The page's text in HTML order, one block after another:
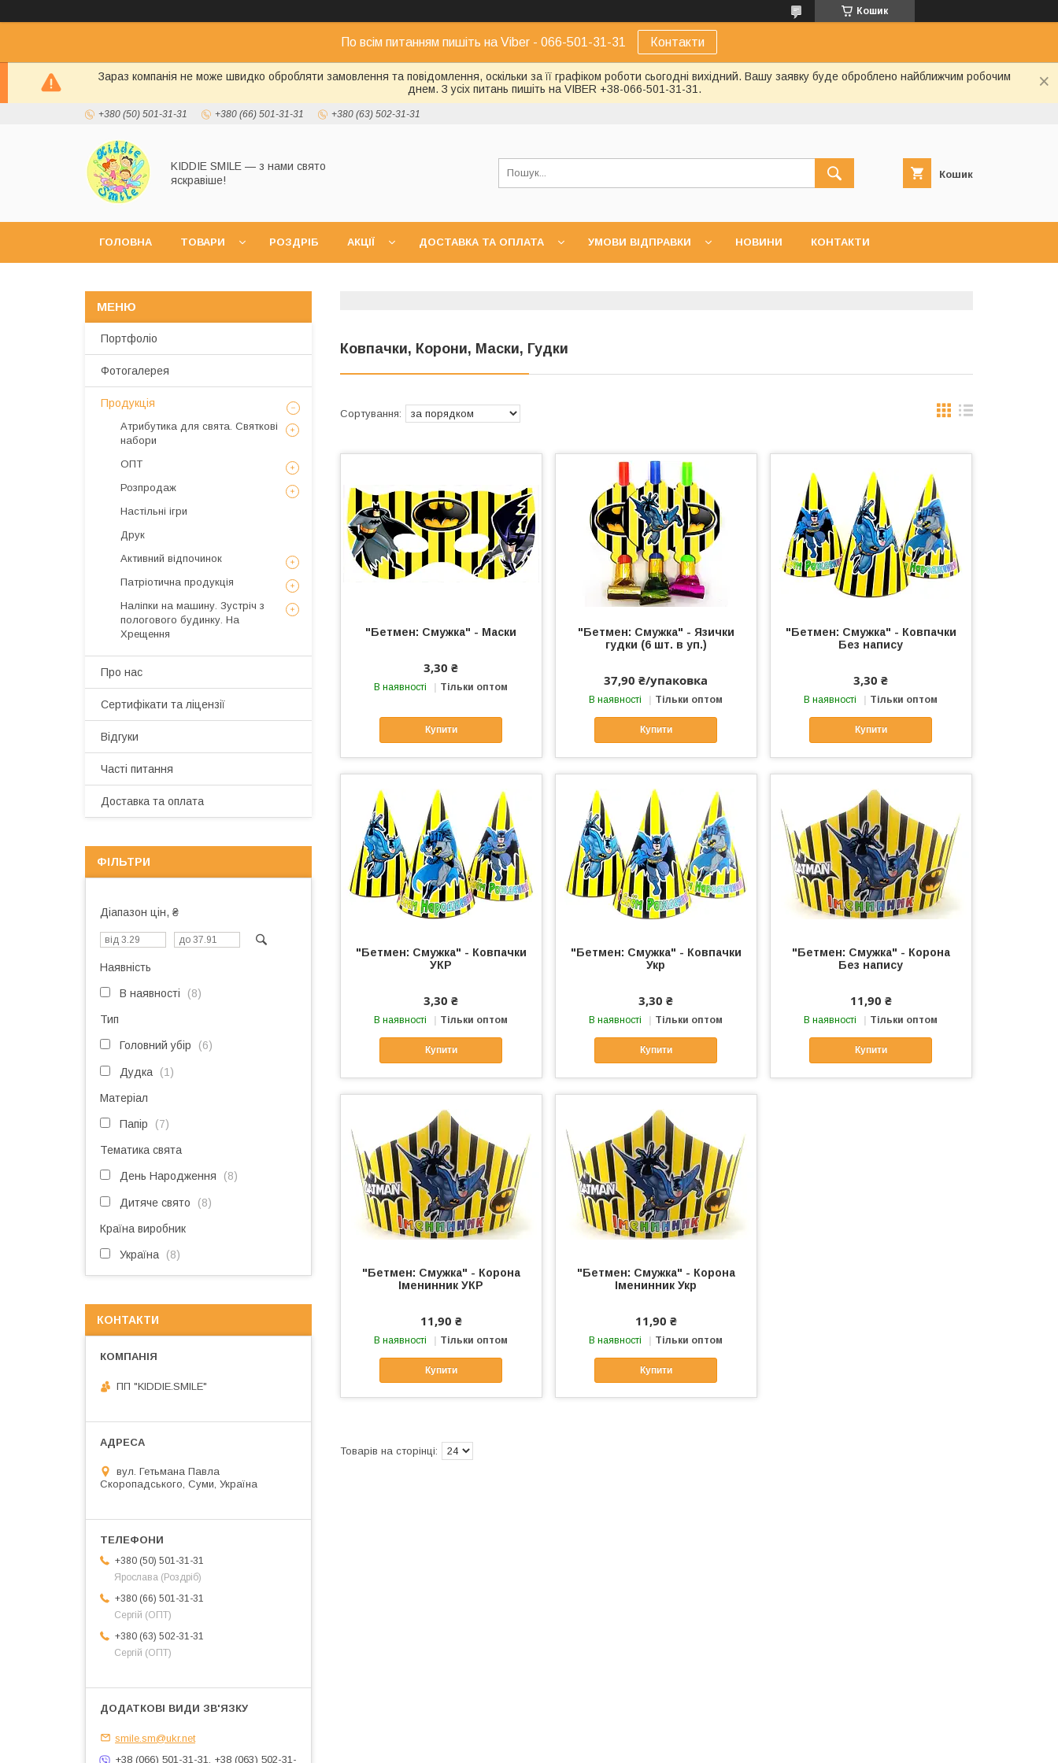
Кошик
По всім питанням пишіть на Viber - 066-501-31-31 Контакти
Зараз компанія не може швидко обробляти замовлення та повідомлення, оскільки за її графіком роботи сьогодні вихідний. Вашу заявку буде оброблено найближчим робочим
днем. З усіх питань пишіть на VIBER +38-066-501-31-31.
+380 (50) 501-31-31 +380 (66) 501-31-31 +380 (63) 502-31-31
KIDDIE SMILE — з нами свято
яскравіше!
Кошик
ГОЛОВНА ТОВАРИ РОЗДРІБ АКЦІЇ ДОСТАВКА ТА ОПЛАТА УМОВИ ВІДПРАВКИ НОВИНИ КОНТАКТИ
Ковпачки, Корони, Маски, Гудки
"Бетмен: Смужка" - Маски
3,30 ₴
В наявності Тільки оптом
Купити
"Бетмен: Смужка" - Язички
гудки (6 шт. в уп.)
37,90 ₴/упаковка
В наявності Тільки оптом
Купити
"Бетмен: Смужка" - Ковпачки
Без напису
3,30 ₴
В наявності Тільки оптом
Купити
"Бетмен: Смужка" - Ковпачки
УКР
3,30 ₴
В наявності Тільки оптом
Купити
"Бетмен: Смужка" - Ковпачки
Укр
3,30 ₴
В наявності Тільки оптом
Купити
"Бетмен: Смужка" - Корона
Без напису
11,90 ₴
В наявності Тільки оптом
Купити
"Бетмен: Смужка" - Корона
Іменинник УКР
11,90 ₴
В наявності Тільки оптом
Купити
"Бетмен: Смужка" - Корона
Іменинник Укр
11,90 ₴
В наявності Тільки оптом
Купити
Портфоліо
Фотогалерея
Продукція
Атрибутика для свята. Святкові
набори
ОПТ
Розпродаж
Настільні ігри
Друк
Активний відпочинок
Патріотична продукція
Наліпки на машину. Зустріч з
пологового будинку. На
Хрещення
Про нас
Сертифікати та ліцензії
Відгуки
Часті питання
Доставка та оплата
ФІЛЬТРИ
Діапазон цін, ₴
Наявність
В наявності 8
Тип
Головний убір 6
Дудка 1
Матеріал
Папір 7
Тематика свята
День Народження 8
Дитяче свято 8
Країна виробник
Україна 8
КОНТАКТИ
ПП "KIDDIE.SMILE"
вул. Гетьмана Павла
Скоропадського, Суми, Україна
+380 (50) 501-31-31
Ярослава (Роздріб)
+380 (66) 501-31-31
Сергій (ОПТ)
+380 (63) 502-31-31
Сергій (ОПТ)
smile.sm@ukr.net
+38 (066) 501-31-31, +38 (063) 502-31-